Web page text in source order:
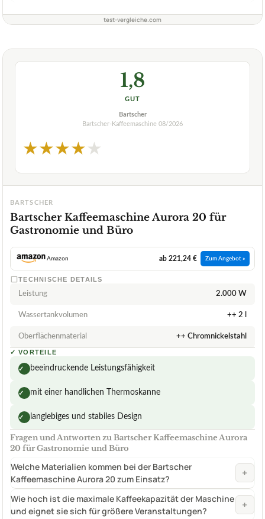
test-vergleiche.com
1,8
GUT
Bartscher
Bartscher-Kaffeemaschine 08/2026
★★★★★
BARTSCHER
Bartscher Kaffeemaschine Aurora 20 für
Gastronomie und Büro
Amazon ab 221,24 € Zum Angebot »
TECHNISCHE DETAILS
Leistung 2.000 W
Wassertankvolumen ++ 2 l
Oberflächenmaterial ++ Chromnickelstahl
✓ VORTEILE
✓ beeindruckende Leistungsfähigkeit
✓ mit einer handlichen Thermoskanne
✓ langlebiges und stabiles Design
Fragen und Antworten zu Bartscher Kaffeemaschine Aurora
20 für Gastronomie und Büro
Welche Materialien kommen bei der Bartscher
Kaffeemaschine Aurora 20 zum Einsatz?
+
Wie hoch ist die maximale Kaffeekapazität der Maschine
und eignet sie sich für größere Veranstaltungen?
+